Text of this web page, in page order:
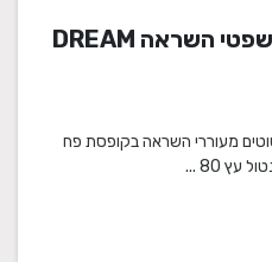
דפי ממו עם ציטוטים ומשפטי השראה DREAM
משפטים וציטוטים מעוררי השראה בקופסת פח